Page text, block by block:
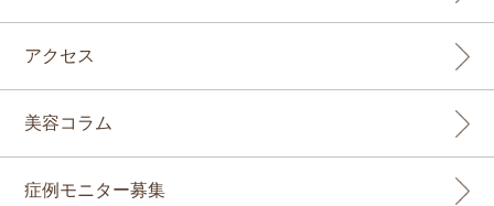
アクセス
美容コラム
症例モニター募集